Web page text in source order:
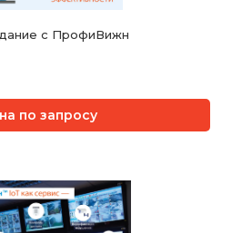
с ПрофиВижн
по запросу